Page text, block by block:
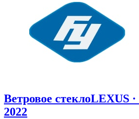
Ветровое стеклоLEXUS ·
2022